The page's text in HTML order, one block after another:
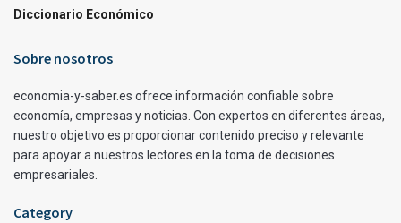
Diccionario Económico
Sobre nosotros
economia-y-saber.es ofrece información confiable sobre
economía, empresas y noticias. Con expertos en diferentes áreas,
nuestro objetivo es proporcionar contenido preciso y relevante
para apoyar a nuestros lectores en la toma de decisiones
empresariales.
Category